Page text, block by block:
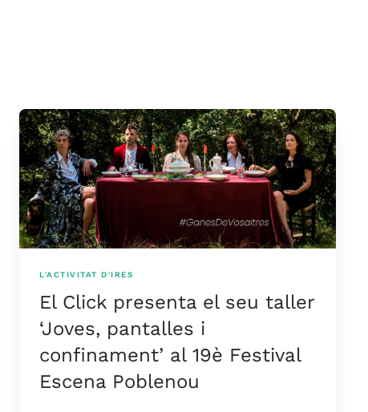
L'ACTIVITAT D'IRES
El Click presenta el seu taller
‘Joves, pantalles i
confinament’ al 19è Festival
Escena Poblenou